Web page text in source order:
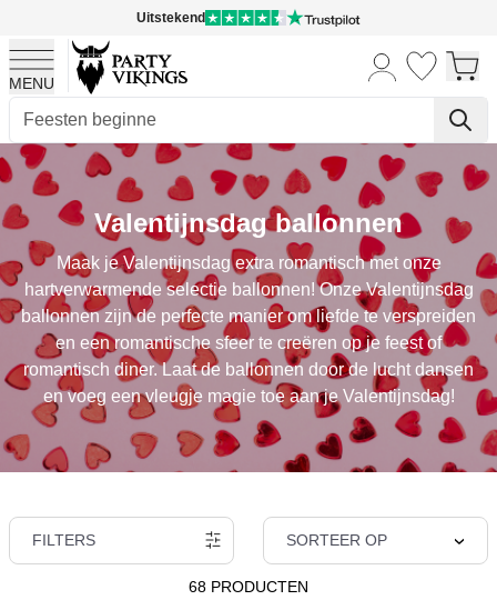
Uitstekend
MENU
Ga naar de inhoud
Valentijnsdag ballonnen
Maak je Valentijnsdag extra romantisch met onze
hartverwarmende selectie ballonnen! Onze Valentijnsdag
ballonnen zijn de perfecte manier om liefde te verspreiden
en een romantische sfeer te creëren op je feest of
romantisch diner. Laat de ballonnen door de lucht dansen
en voeg een vleugje magie toe aan je Valentijnsdag!
FILTERS SORTEER OP
68 PRODUCTEN